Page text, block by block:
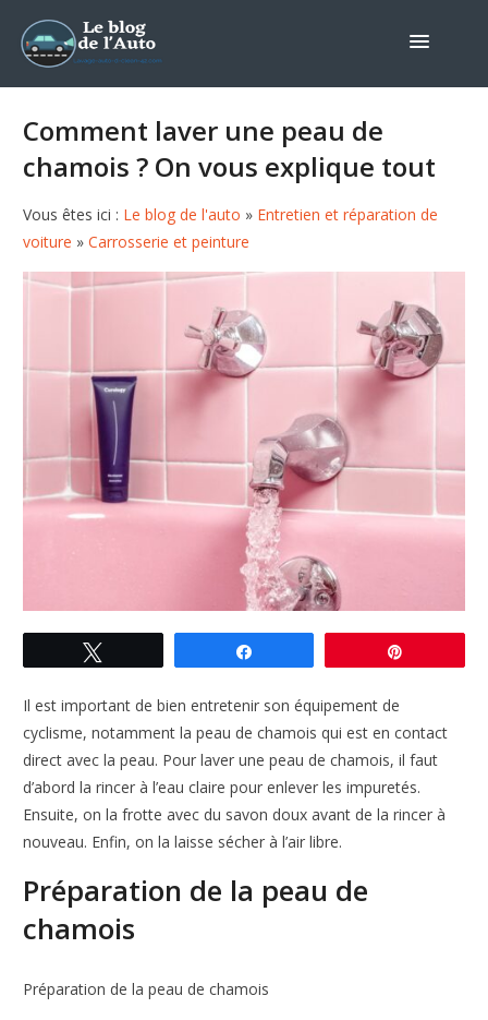
Comment laver une peau de
chamois ? On vous explique tout
Vous êtes ici : Le blog de l'auto » Entretien et réparation de
voiture »Carrosserie et peinture
Il est important de bien entretenir son équipement de
cyclisme, notamment la peau de chamois qui est en contact
direct avec la peau. Pour laver une peau de chamois, il faut
d’abord la rincer à l’eau claire pour enlever les impuretés.
Ensuite, on la frotte avec du savon doux avant de la rincer à
nouveau. Enfin, on la laisse sécher à l’air libre.
Préparation de la peau de
chamois
Préparation de la peau de chamois